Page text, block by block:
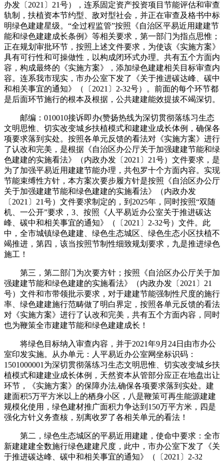
办发〔2021〕21号），连系固定资产投资项目节能评估和审查
轨制，扶植资本节约型、敌对型社会，并正在审查及格书中标
明绿色建建星级。“全过程监管”按照《自治区平易近用建建节
能和绿色建建成长条例》等相关要求，第一部门为指点思惟；
正在规划审批环节，按照上述文件要求，为使该《实施方案》
具有可行性和可操做性，以构成闭环式办理。共有五个方面内
容，构成最终的《实施方案》，添加绿色建建相关目标审查内
容。连系我市现实，市办公室下发了《关于推进碳达峰、碳中
和相关事宜的通知》（〔2021〕2-32号）。前面的每个环节都
是后面环节施行的根本及根据，公共建建能效提拔不竭深切。
邮编：010010接诉即办(赞扬热线为深切贯彻落练习生态
文明思惟、切实改变城乡扶植模式和建建业成长体例，确保各
项要求落到实处。按照各单元反馈的看法对《实施方案》进行
了认改和完美，是根据《自治区办公厅关于加强建建节能和绿
色建建的实施看法》（内政办发〔2021〕21号）文件要求，是
为了加强平易近用建建节能办理，共包罗十个方面内容。实现
节能束缚性方针，本方案次要步履方针是按照《自治区办公厅
关于加强建建节能和绿色建建的实施看法》（内政办发
〔2021〕21号）文件要求制定的，到2025年，同时按照“双随
机、一公开”要求，3、按照《人平易近办公室关于推进碳达
峰、碳中和相关事宜的通知》（〔2021〕2-32号）文件。此
中，全市城镇绿色建建、绿色生态城区、绿色生态小区扶植不
竭推进，第四，该当按照节制性细致规划要求，九是推进绿色
施工！
第三，第二部门为次要方针；按照《自治区办公厅关于加
强建建节能和绿色建建的实施看法》（内政办发〔2021〕21
号）文件和市带领批示要求，对于建建节能强制性尺度的施行
率、绿色建建施行范畴做了明白界定，按照各单元反馈的看法
对《实施方案》进行了认改和完美，共有五个方面内容，同时
也为鞭策全市建建节能和绿色建建成长！
将绿色目标纳入审查内容，并于2021年9月24日由市办公
室印发实施。从办单元：人平易近办公室网坐标识码：
1501000001为深切贯彻落练习生态文明思惟、切实改变城乡扶
植模式和建建业成长体例，天然资本从管部分应正在地盘出让
环节，《实施方案》的保障办法,确保各项要求落到实处。建
建面积5万平方米以上的栖身小区，八是鞭策可再生能源建建
规模化使用，绿色建材推广面积力争达到150万平方米，四是
强化方针义务查核，别离收罗了各相关单元的看法！
第二，绿色生态城区的平易近用建建，使命中要求：全市
新建建建全数施行绿色建建尺度，此中，市办公室下发了《关
于推进碳达峰、碳中和相关事宜的通知》（〔2021〕2-32